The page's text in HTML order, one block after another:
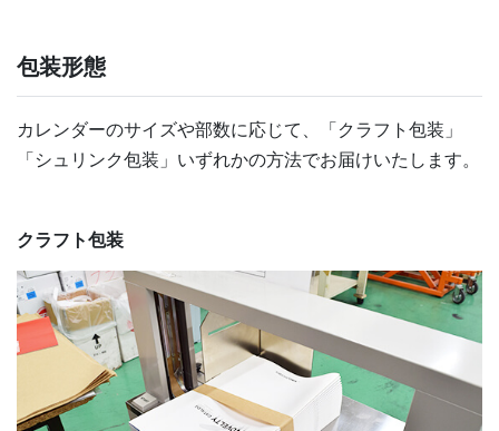
包装形態
カレンダーのサイズや部数に応じて、「クラフト包装」
「シュリンク包装」いずれかの方法でお届けいたします。
クラフト包装